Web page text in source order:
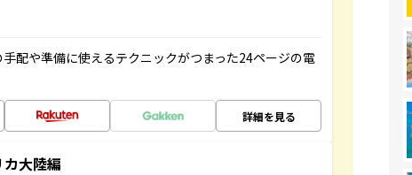
配や準備に使えるテクニックがつまった24ページの電
詳細を見る
大陸編